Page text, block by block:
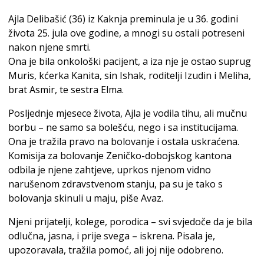
Ajla Delibašić (36) iz Kaknja preminula je u 36. godini
života 25. jula ove godine, a mnogi su ostali potreseni
nakon njene smrti.
Ona je bila onkološki pacijent, a iza nje je ostao suprug
Muris, kćerka Kanita, sin Ishak, roditelji Izudin i Meliha,
brat Asmir, te sestra Elma.
Posljednje mjesece života, Ajla je vodila tihu, ali mučnu
borbu – ne samo sa bolešću, nego i sa institucijama.
Ona je tražila pravo na bolovanje i ostala uskraćena.
Komisija za bolovanje Zeničko-dobojskog kantona
odbila je njene zahtjeve, uprkos njenom vidno
narušenom zdravstvenom stanju, pa su je tako s
bolovanja skinuli u maju, piše Avaz.
Njeni prijatelji, kolege, porodica – svi svjedoče da je bila
odlučna, jasna, i prije svega – iskrena. Pisala je,
upozoravala, tražila pomoć, ali joj nije odobreno.